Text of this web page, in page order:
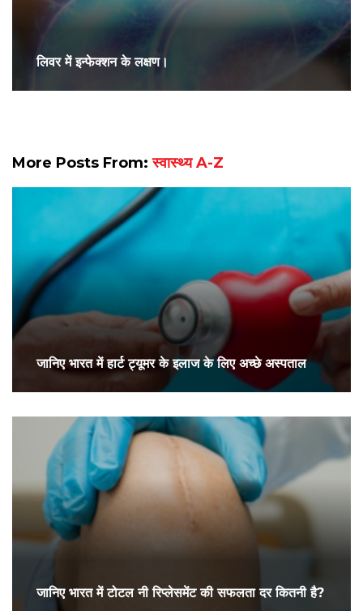
लिवर में इन्फेक्शन के लक्षण।
More Posts From:स्वास्थ्य A-Z
जानिए भारत में हार्ट ट्यूमर के इलाज के लिए अच्छे अस्पताल
जानिए भारत में टोटल नी रिप्लेसमेंट की सफलता दर कितनी है?